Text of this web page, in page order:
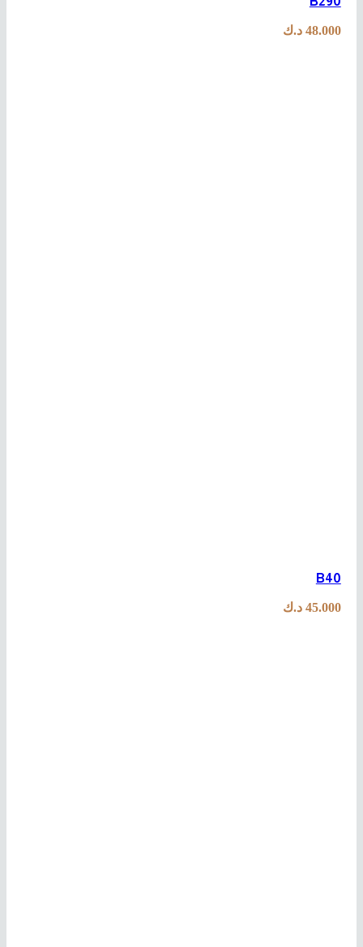
48.000 د.ك
B40
45.000 د.ك